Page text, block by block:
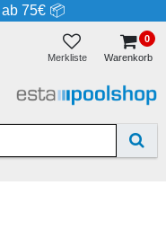
75€ 📦
Merkliste
0
Warenkorb